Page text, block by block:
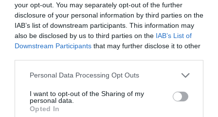
your opt-out. You may separately opt-out of the further
disclosure of your personal information by third parties on the
IAB’s list of downstream participants. This information may
also be disclosed by us to third parties on the IAB’s List of
Downstream Participants that may further disclose it to other
Personal Data Processing Opt Outs
I want to opt-out of the Sharing of my
personal data.
Opted In
Ο άτυχος 77χρονος ψάρευε από τη στεριά στη
Λιμνοθάλασσα Καλοχωρίου η ζωή του έχασε
ένας 77χρονος ψαράς σήμερα το μεσημέρι, όταν έπεσε
στη θάλασσα, ενώ ψάρευε από τη στεριά στη
Τον άτυχο ψαρά ανέσυραν ιδιώτες που βρίσκονταν στο
του. Η σορός του μεταφέρθηκε στο Ιπποκράτειο
Νοσοκομείο της Θεσσαλονίκης και παραγγέλθηκε